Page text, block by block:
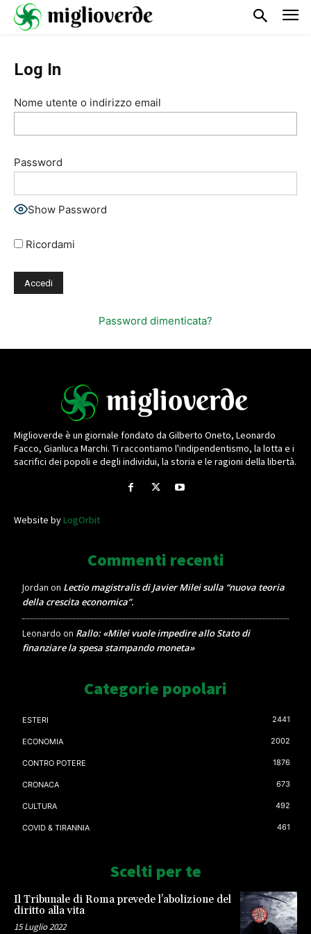
Log In
Nome utente o indirizzo email
Password
Show Password
Ricordami
Password dimenticata?
Miglioverde è un giornale fondato da Gilberto Oneto, Leonardo
Facco, Gianluca Marchi. Ti raccontiamo l'indipendentismo, la lotta e i
sacrifici dei popoli e degli individui, la storia e le ragioni della libertà.
Website byLogOrbit
Commenti recenti
Jordan on Lectio magistralis di Javier Milei sulla “nuova teoria
della crescita economica”.
Leonardo on Rallo: «Milei vuole impedire allo Stato di
finanziare la spesa stampando moneta»
Categorie popolari
ESTERI 2441
ECONOMIA 2002
CONTRO POTERE 1876
CRONACA 673
CULTURA 492
COVID & TIRANNIA 461
Scelti per te
Il Tribunale di Roma prevede l’abolizione del
diritto alla vita
15 Luglio 2022